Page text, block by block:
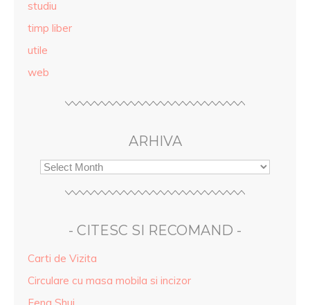
studiu
timp liber
utile
web
ARHIVA
- CITESC SI RECOMAND -
Carti de Vizita
Circulare cu masa mobila si incizor